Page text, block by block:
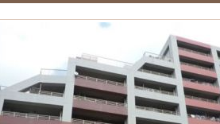
サイトマップ